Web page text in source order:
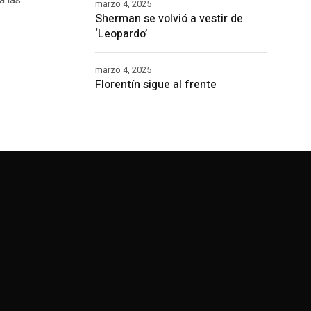
Sherman se volvió a vestir de
‘Leopardo’
marzo 4, 2025
Florentín sigue al frente
marzo 4, 2025